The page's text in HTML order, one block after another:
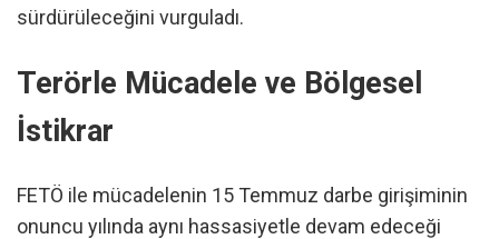
sürdürüleceğini vurguladı.
Terörle Mücadele ve Bölgesel
İstikrar
FETÖ ile mücadelenin 15 Temmuz darbe girişiminin
onuncu yılında aynı hassasiyetle devam edeceği